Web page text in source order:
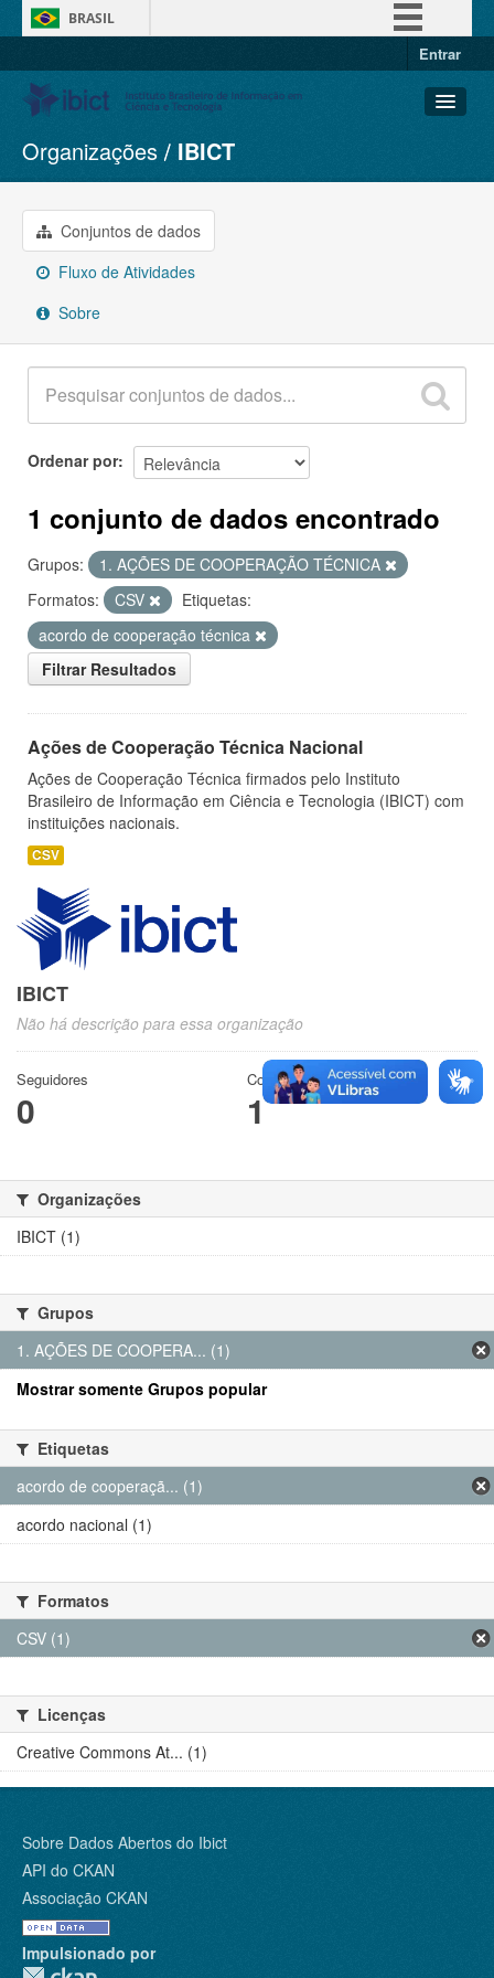
BRASIL
Entrar
Conjuntos de dados
Organizações
Grupos
Sobre
Organizações IBICT
Conjuntos de dados
Fluxo de Atividades
Sobre
Ordenar por
1 conjunto de dados encontrado
Grupos:
1. AÇÕES DE COOPERAÇÃO TÉCNICA
Formatos:
CSV
Etiquetas:
acordo de cooperação técnica
Filtrar Resultados
Ações de Cooperação Técnica Nacional
Ações de Cooperação Técnica firmados pelo Instituto
Brasileiro de Informação em Ciência e Tecnologia (IBICT) com
instituições nacionais.
CSV
IBICT
Não há descrição para essa organização
Seguidores
0
Conjuntos de dados
1
Organizações
IBICT (1)
Grupos
1. AÇÕES DE COOPERA... (1)
Mostrar somente Grupos popular
Etiquetas
acordo de cooperaçã... (1)
acordo nacional (1)
Formatos
CSV (1)
Licenças
Creative Commons At... (1)
Sobre Dados Abertos do Ibict
API do CKAN
Associação CKAN
Impulsionado por